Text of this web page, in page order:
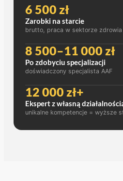
6 500 zł
Zarobki na starcie
brutto, praca w sektorze zdrowia
8 500–11 000 zł
Po zdobyciu specjalizacji
doświadczony specjalista AAF
12 000 zł+
Ekspert z własną
unikalne kompetencje = wyższe